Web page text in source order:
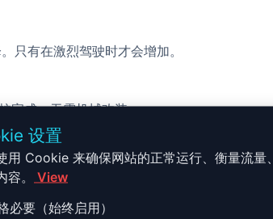
只有在激烈驾驶时才会增加。
完成，无需机械改装。
设置
用 Cookie 来确保网站的正常运行、衡量流量
容。
View
必要（始终启用）